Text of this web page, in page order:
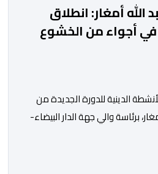
أمغار: انطلاق
في أجواء من الخشوع
الدينية للدورة الجديدة من
برئاسة والي جهة الدار البيضاء-